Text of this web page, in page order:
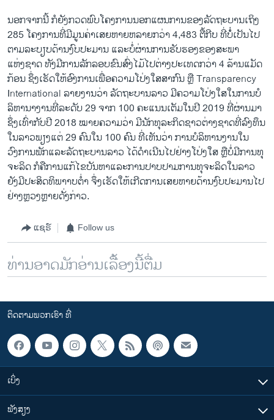
ນອກຈາກນີ້ ກໍຍັງກວດພົບໂຄງການນອກແຜນການຂອງລັດຖະບານເຖິງ
285 ໂຄງການທີ່ມີມູນຄ່າເສຍຫາຍຫລາຍກວ່າ 4,483 ຕື້ກີບ ທີ່ບໍ່ໍ່ເປັນໄປ
ຕາມລະບຽບດ້ານງົບປະມານ ແລະບໍ່ຜ່ານການຮັບຮອງຂອງສະພາ
ແຫ່ງຊາດ ທັງມີການລັກລອບຂົນສົ່ງໄມ້ໄປຕ່າງປະເທດກວ່າ 4 ລ້ານແມັດ
ກ້ອນ ຊຶ່ງເຮັດໃຫ້ອົງການເພື່ອຄວາມໂປ່ງໃສສາກົນ ຫຼື Transparency
International ລາຍງານວ່າ ລັດຖະບານລາວ ມີຄວາມໂປ່ງໃສໃນການບໍ
ລິຫານາງານທີ່ລະດັບ 29 ຈາກ 100 ຄະແນນເຕັມໃນປີ 2019 ທີ່ຜ່ານມາ
ຊຶ່ງເທົ່າກັບປີ 2018 ໝາຍຄວາມວ່າ ມີນັກທຸລະກິດຊາວຕ່າງຊາດທີ່ລົງທຶນ
ໃນລາວພຽງແຕ່ 29 ຄົນໃນ 100 ຄົນ ທີ່ເຫັນວ່າ ການບໍລິຫານງານໃນ
ວົງການພັກແລະລັດຖະບານລາວ ໄດ້ດຳເນີນໄປຢ່າງໂປ່ງໃສ ຫຼືບໍ່ມີການທຸ
ຈະລິດ ກໍຄືການແກ້ໄຂບັນຫາແລະການປາບປາມການທຸຈະລິດໃນລາວ
ຍັງມີປະສິດທິພາາບຕ່ຳ ຈຶ່ງເຮັດໃຫ້ເກີດການເສຍຫາຍດ້ານງົບປະມານໄປ
ຢ່າງຫຼວງຫຼາຍດັ່ງກ່າວ.
ແຊຣ໌ Follow us
ທ່ານອາດມັກອ່ານເລື້ອງນີ້ຕື່ມ
ຕິດຕາມພວກເຮົາ ທີ່
ເບິ່ງ
ຟັງສຽງ